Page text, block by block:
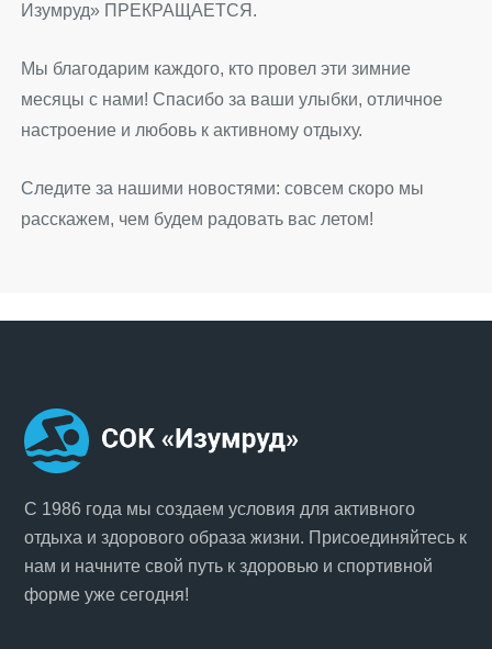
Изумруд» ПРЕКРАЩАЕТСЯ .
Мы благодарим каждого, кто провел эти зимние
месяцы с нами! Спасибо за ваши улыбки, отличное
настроение и любовь к активному отдыху.
Следите за нашими новостями: совсем скоро мы
расскажем, чем будем радовать вас летом!
С 1986 года мы создаем условия для активного
отдыха и здорового образа жизни. Присоединяйтесь к
нам и начните свой путь к здоровью и спортивной
форме уже сегодня!